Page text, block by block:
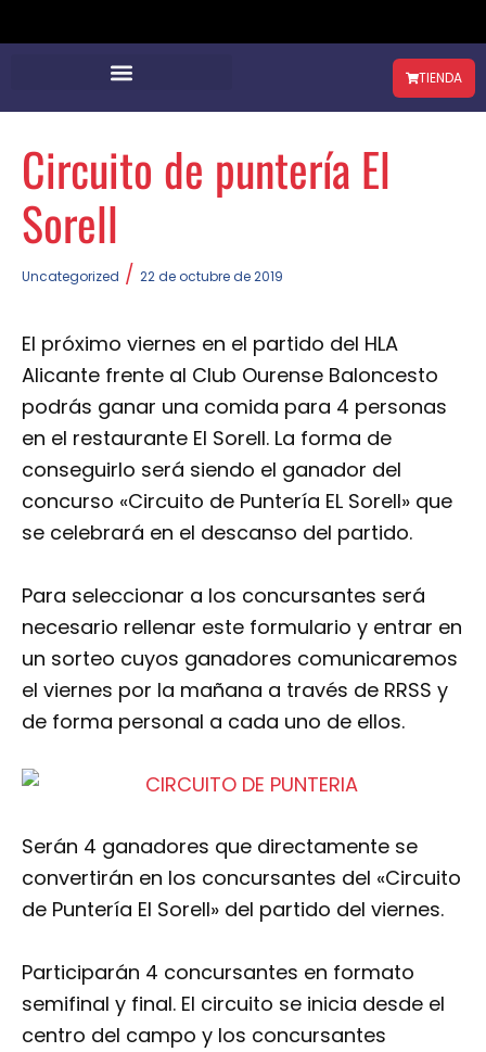
TIENDA
Circuito de puntería El
Sorell
Uncategorized / 22 de octubre de 2019
El próximo viernes en el partido del HLA
Alicante frente al Club Ourense Baloncesto
podrás ganar una comida para 4 personas
en el restaurante El Sorell. La forma de
conseguirlo será siendo el ganador del
concurso «Circuito de Puntería EL Sorell» que
se celebrará en el descanso del partido.
Para seleccionar a los concursantes será
necesario rellenar este formulario y entrar en
un sorteo cuyos ganadores comunicaremos
el viernes por la mañana a través de RRSS y
de forma personal a cada uno de ellos.
Serán 4 ganadores que directamente se
convertirán en los concursantes del «Circuito
de Puntería El Sorell» del partido del viernes.
Participarán 4 concursantes en formato
semifinal y final. El circuito se inicia desde el
centro del campo y los concursantes